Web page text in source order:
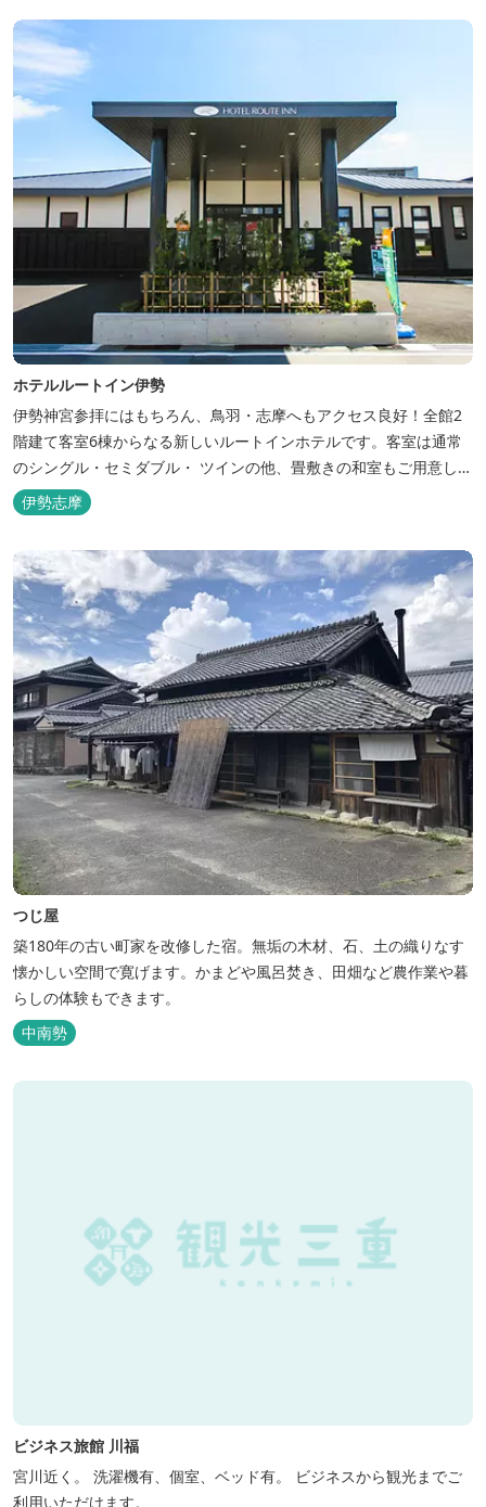
植えられた「あじさいの小径」を散策し、遠い昔に過ごした懐かし
い田舎にタイムスリップしてみま...
ホテルルートイン伊勢
伊勢神宮参拝にはもちろん、鳥羽・志摩へもアクセス良好！全館2
階建て客室6棟からなる新しいルートインホテルです。客室は通常
のシングル・セミダブル・ ツインの他、畳敷きの和室もご用意して
おります。 （和室はベッドが設置されています）靴を脱いでお部屋
でおくつろぎください。 また、朝食バイキング無料サービス（営業
時間6:30～900）、大浴場完備、全室インターネット回線完備（Wi-
Fi・LAN接...
伊勢志摩
つじ屋
築180年の古い町家を改修した宿。無垢の木材、石、土の織りなす
懐かしい空間で寛げます。かまどや風呂焚き、田畑など農作業や暮
らしの体験もできます。
中南勢
ビジネス旅館 川福
宮川近く。 洗濯機有、個室、ベッド有。 ビジネスから観光までご
利用いただけます。